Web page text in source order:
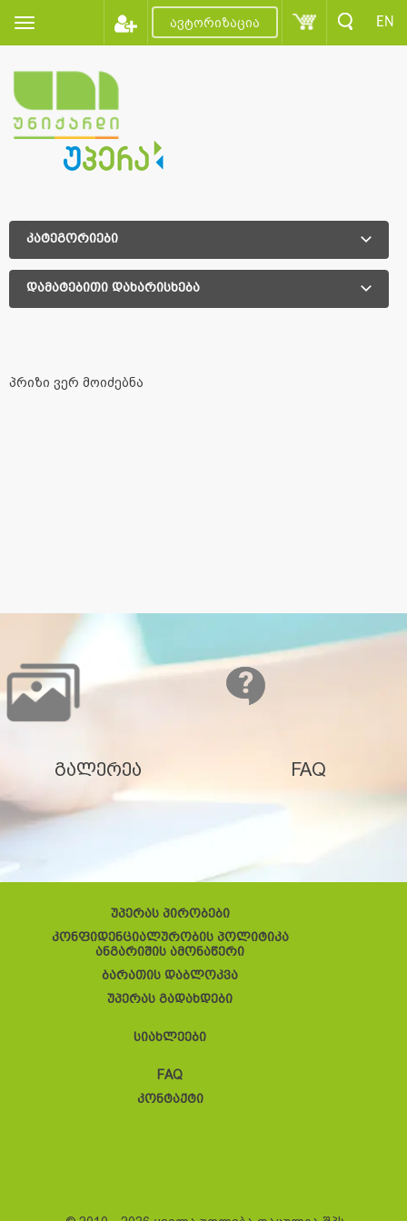
ავტორიზაცია EN
კატეგორიები
დამატებითი დახარისხება
პრიზი ვერ მოიძებნა
გალერეა FAQ
უპერას პირობები
კონფიდენციალურობის პოლიტიკა
ანგარიშის ამონაწერი
ბარათის დაბლოკვა
უპერას გადახდები
სიახლეები
FAQ
კონტაქტი